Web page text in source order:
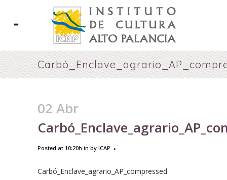
02 Abr
Posted at 10:20h in by ICAP
Carbó_Enclave_agrario_AP_compressed